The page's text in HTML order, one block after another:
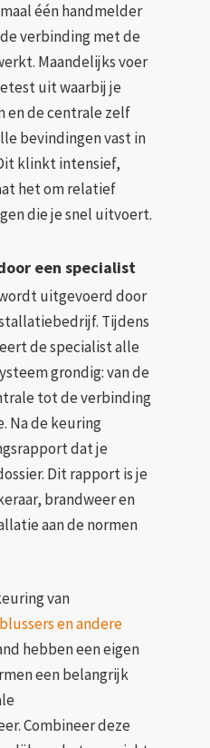
één handmelder
verbinding met de
Maandelijks voer
uit waarbij je
en de centrale zelf
bevindingen vast in
klinkt intensief,
het om relatief
die je snel uitvoert.
een specialist
uitgevoerd door
Tijdens
de specialist alle
grondig: van de
tot de verbinding
Na de keuring
dat je
Dit rapport is je
brandweer en
aan de normen
van
en andere
hebben een eigen
een belangrijk
Combineer deze